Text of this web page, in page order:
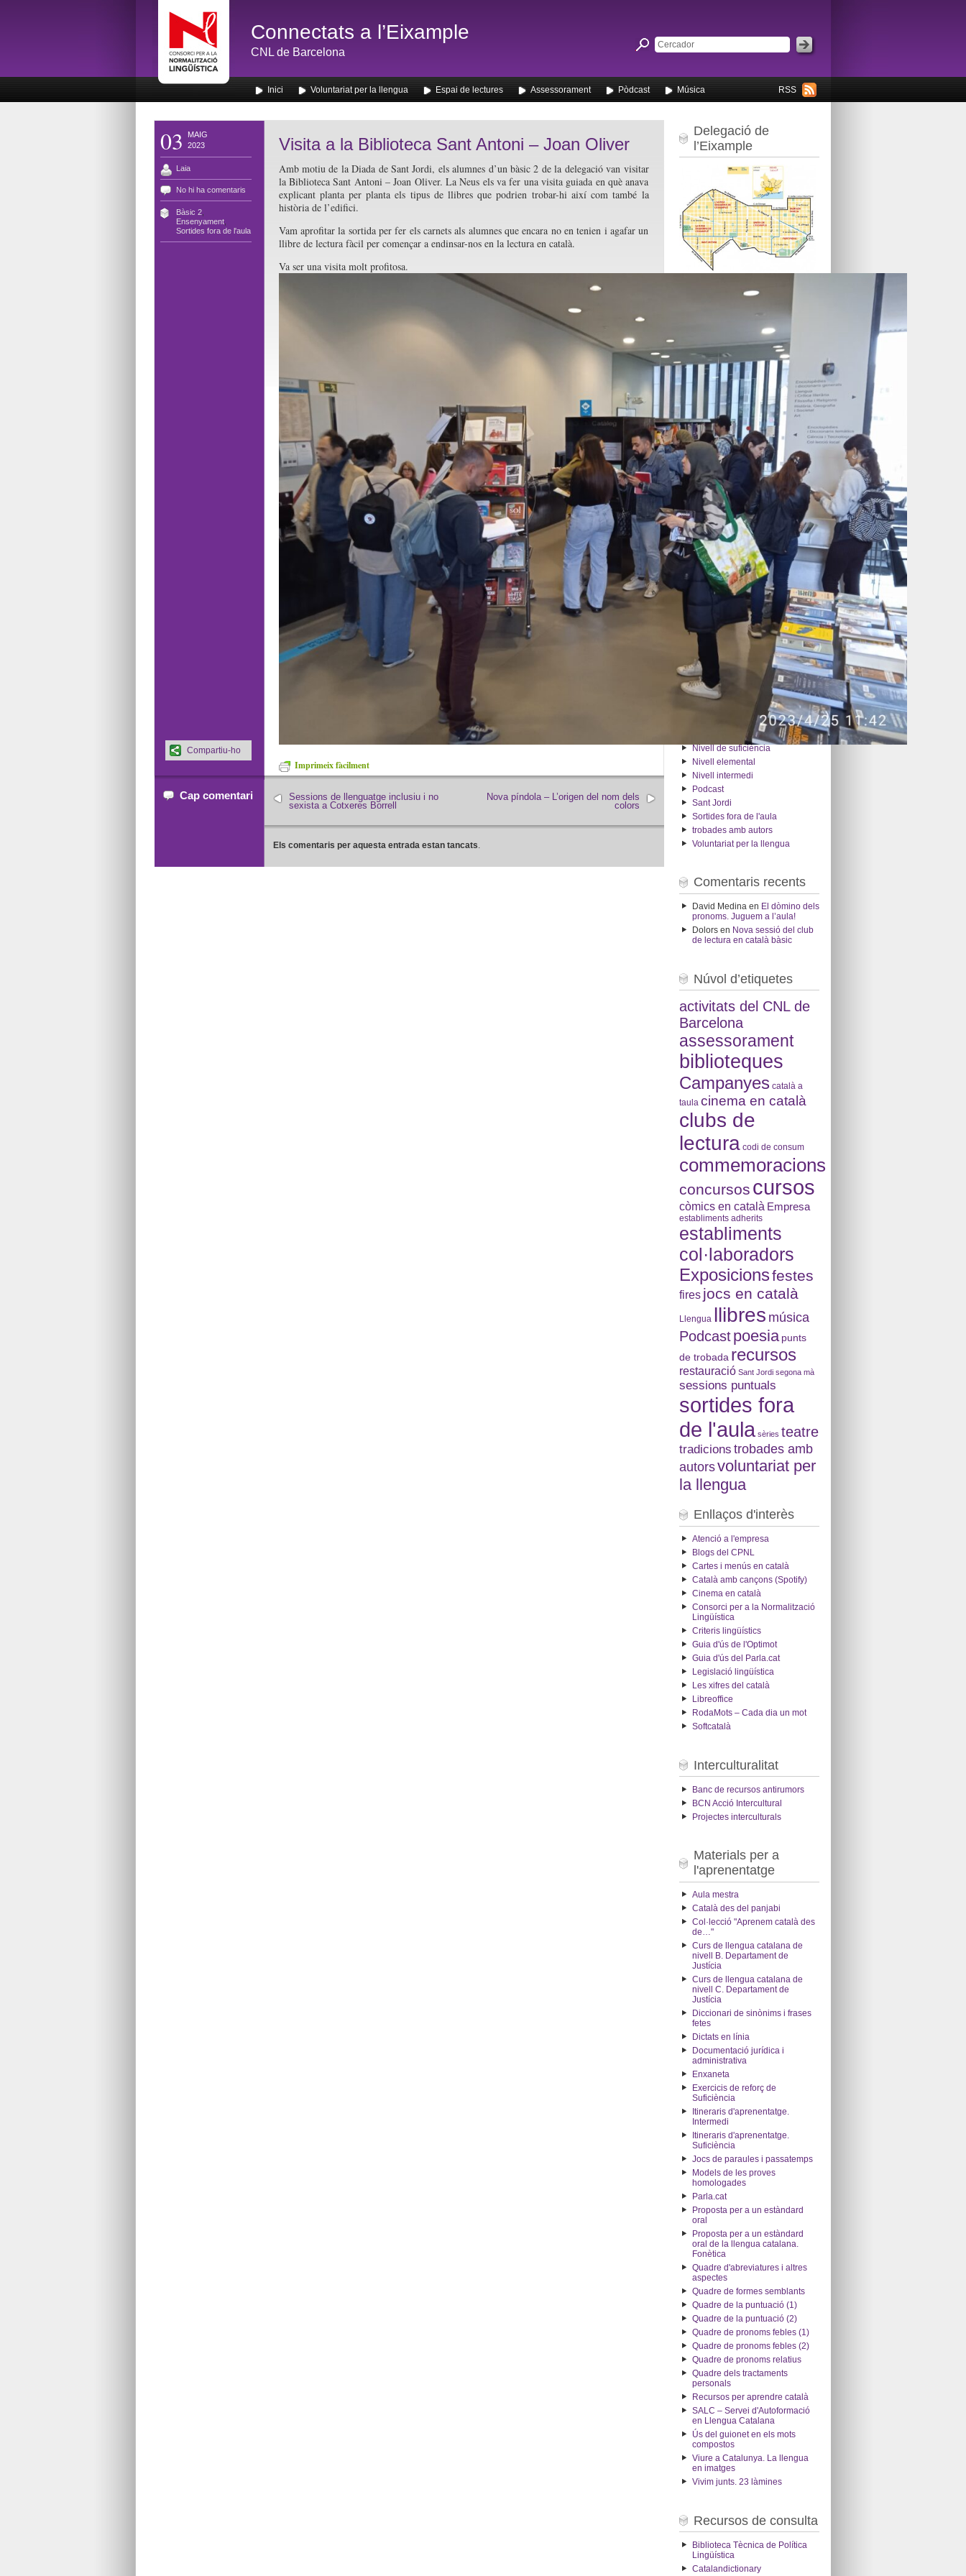
Connectats a l’Eixample
CNL de Barcelona
RSS
Inici Voluntariat per la llengua Espai de lectures Assessorament Pòdcast Música
03
MAIG
2023
Laia
No hi ha comentaris
Bàsic 2,
Ensenyament,
Sortides fora de l'aula
Visita a la Biblioteca Sant Antoni – Joan Oliver
Amb motiu de la Diada de Sant Jordi, els alumnes d’un bàsic 2 de la delegació van visitar
la Biblioteca Sant Antoni – Joan Oliver. La Neus els va fer una visita guiada en què anava
explicant planta per planta els tipus de llibres que podrien trobar-hi així com també la
història de l’edifici.
Vam aprofitar la sortida per fer els carnets als alumnes que encara no en tenien i agafar un
llibre de lectura fàcil per començar a endinsar-nos en la lectura en català.
Va ser una visita molt profitosa.
Imprimeix fàcilment
Compartiu-ho
Cap comentari
Nova píndola – L’origen del nom dels
colors
Sessions de llenguatge inclusiu i no
sexista a Cotxeres Borrell
Els comentaris per aquesta entrada estan tancats.
Delegació de
l’Eixample
C. Calàbria, 66, 2n
De dilluns a divendres de 9 a 14 h i
dijous també de 16 a 20 h
Categories
Activitats regulars
Assessorament
Bàsic 1
Bàsic 2
Bàsic 3
Campanyes
Català a taula
Totjoc
Cinema en català
Commemoracions
concursos
Empresa
Ensenyament
Establiments col·laboradors
Exposicions
General
Clubs de lectura
Nivell intermedi
Nivell de suficiència
Nivell elemental
Nivell intermedi
Podcast
Sant Jordi
Sortides fora de l'aula
trobades amb autors
Voluntariat per la llengua
Comentaris recents
David Medinaen El dòmino dels
pronoms. Juguem a l’aula!
Dolorsen Nova sessió del club
de lectura en català bàsic
Núvol d’etiquetes
activitats del CNL de
Barcelona
assessorament
biblioteques
Campanyes català a
taula cinema en català
clubs de
lectura codi de consum
commemoracions
concursos cursos
còmics en català Empresa
establiments adherits
establiments
col·laboradors
Exposicionsfestes
fires jocs en català
Llengua llibres música
Podcast poesia punts
de trobada recursos
restauració Sant Jordi segona mà
sessions puntuals
sortides fora
de l'aula sèries teatre
tradicions trobades amb
autorsvoluntariat per
la llengua
Enllaços d'interès
Atenció a l'empresa
Blogs del CPNL
Cartes i menús en català
Català amb cançons (Spotify)
Cinema en català
Consorci per a la Normalització
Lingüística
Criteris lingüístics
Guia d'ús de l'Optimot
Guia d'ús del Parla.cat
Legislació lingüística
Les xifres del català
Libreoffice
RodaMots – Cada dia un mot
Softcatalà
Interculturalitat
Banc de recursos antirumors
BCN Acció Intercultural
Projectes interculturals
Materials per a
l'aprenentatge
Aula mestra
Català des del panjabi
Col·lecció "Aprenem català des
de…"
Curs de llengua catalana de
nivell B. Departament de
Justícia
Curs de llengua catalana de
nivell C. Departament de
Justícia
Diccionari de sinònims i frases
fetes
Dictats en línia
Documentació jurídica i
administrativa
Enxaneta
Exercicis de reforç de
Suficiència
Itineraris d'aprenentatge.
Intermedi
Itineraris d'aprenentatge.
Suficiència
Jocs de paraules i passatemps
Models de les proves
homologades
Parla.cat
Proposta per a un estàndard
oral
Proposta per a un estàndard
oral de la llengua catalana.
Fonètica
Quadre d'abreviatures i altres
aspectes
Quadre de formes semblants
Quadre de la puntuació (1)
Quadre de la puntuació (2)
Quadre de pronoms febles (1)
Quadre de pronoms febles (2)
Quadre de pronoms relatius
Quadre dels tractaments
personals
Recursos per aprendre català
SALC – Servei d'Autoformació
en Llengua Catalana
Ús del guionet en els mots
compostos
Viure a Catalunya. La llengua
en imatges
Vivim junts. 23 làmines
Recursos de consulta
Biblioteca Tècnica de Política
Lingüística
Catalandictionary